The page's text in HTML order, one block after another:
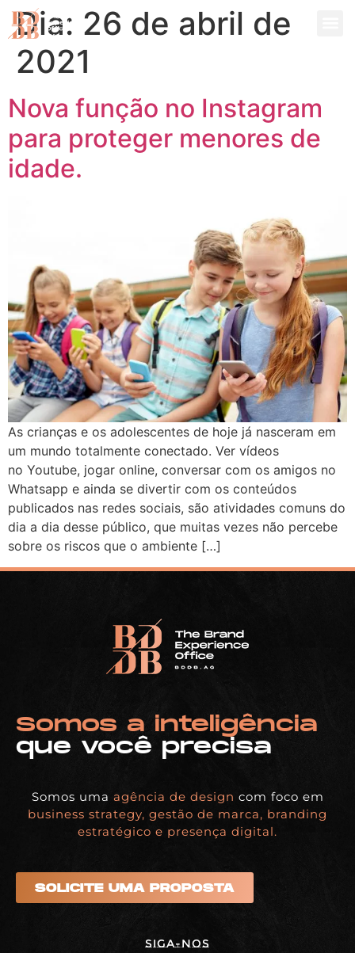
Dia: 26 de abril de
2021
Nova função no Instagram
para proteger menores de
idade.
As crianças e os adolescentes de hoje já nasceram em
um mundo totalmente conectado. Ver vídeos
no Youtube, jogar online, conversar com os amigos no
Whatsapp e ainda se divertir com os conteúdos
publicados nas redes sociais, são atividades comuns do
dia a dia desse público, que muitas vezes não percebe
sobre os riscos que o ambiente […]
Somos a inteligência
que você precisa
Somos uma agência de design com foco em
business strategy, gestão de marca, branding
estratégico e presença digital.
SOLICITE UMA PROPOSTA
Siga-nos